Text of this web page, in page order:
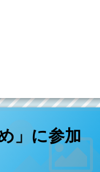
」に参加